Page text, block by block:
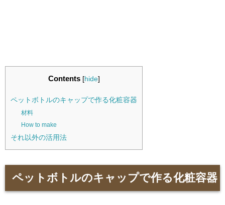
Contents [hide]
ペットボトルのキャップで作る化粧容器
材料
How to make
それ以外の活用法
ペットボトルのキャップで作る化粧容器